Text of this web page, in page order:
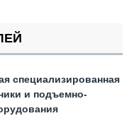
специализированная
и подъемно-